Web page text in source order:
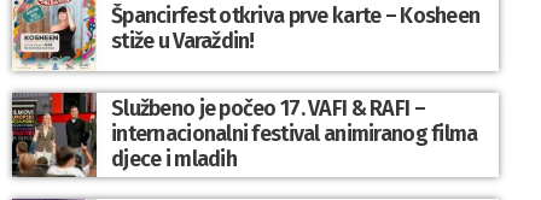
Špancirfest otkriva prve karte – Kosheen
stiže u Varaždin!
Službeno je počeo 17. VAFI & RAFI –
internacionalni festival animiranog filma
djece i mladih